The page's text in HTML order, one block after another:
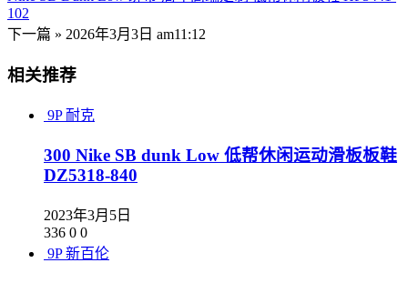
102
下一篇 » 2026年3月3日 am11:12
相关推荐
9P 耐克
300 Nike SB dunk Low 低帮休闲运动滑板板鞋
DZ5318-840
2023年3月5日
336 0 0
9P 新百伦